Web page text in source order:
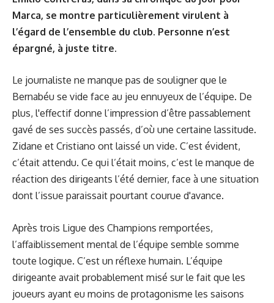
Marca, se montre particulièrement virulent à
l’égard de l’ensemble du club. Personne n’est
épargné, à juste titre.
Le journaliste ne manque pas de souligner que le
Bernabéu se vide face au jeu ennuyeux de l’équipe. De
plus, l'effectif donne l’impression d’être passablement
gavé de ses succès passés, d’où une certaine lassitude.
Zidane et Cristiano ont laissé un vide. C’est évident,
c’était attendu. Ce qui l’était moins, c’est le manque de
réaction des dirigeants l’été dernier, face à une situation
dont l’issue paraissait pourtant courue d'avance.
Après trois Ligue des Champions remportées,
l’affaiblissement mental de l’équipe semble somme
toute logique. C’est un réflexe humain. L’équipe
dirigeante avait probablement misé sur le fait que les
joueurs ayant eu moins de protagonisme les saisons